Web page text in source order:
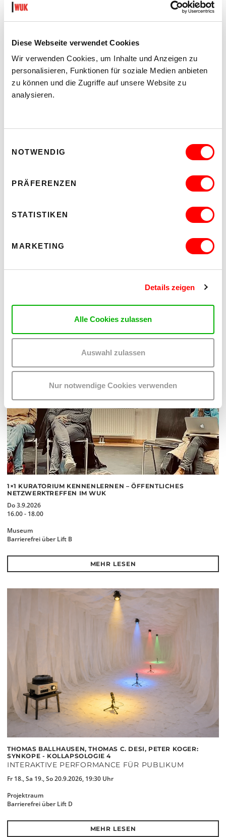
Diese Webseite verwendet Cookies
Wir verwenden Cookies, um Inhalte und Anzeigen zu
personalisieren, Funktionen für soziale Medien anbieten
zu können und die Zugriffe auf unsere Website zu
analysieren.
NOTWENDIG
PRÄFERENZEN
STATISTIKEN
MARKETING
Details zeigen
Alle Cookies zulassen
Auswahl zulassen
Nur notwendige Cookies verwenden
1×1 KURATORIUM KENNENLERNEN – ÖFFENTLICHES
NETZWERKTREFFEN IM WUK
Do 3.9.2026
16.00 - 18.00
Museum
Barrierefrei über Lift B
MEHR LESEN
THOMAS BALLHAUSEN, THOMAS C. DESI, PETER KOGER:
SYNKOPE - KOLLAPSOLOGIE 4
INTERAKTIVE PERFORMANCE FÜR PUBLIKUM
Fr 18., Sa 19., So 20.9.2026, 19:30 Uhr
Projektraum
Barrierefrei über Lift D
MEHR LESEN